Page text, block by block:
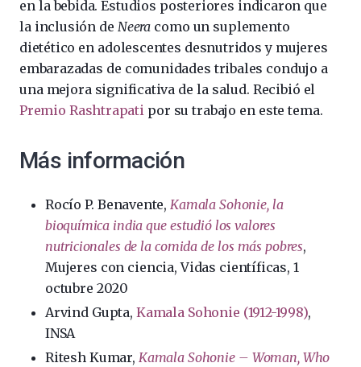
en la bebida. Estudios posteriores indicaron que
la inclusión deNeera como un suplemento
dietético en adolescentes desnutridos y mujeres
embarazadas de comunidades tribales condujo a
una mejora significativa de la salud. Recibió el
Premio Rashtrapatipor su trabajo en este tema.
Más información
Rocío P. Benavente,Kamala Sohonie, la
bioquímica india que estudió los valores
nutricionales de la comida de los más pobres,
Mujeres con ciencia, Vidas científicas, 1
octubre 2020
Arvind Gupta,Kamala Sohonie (1912-1998),
INSA
Ritesh Kumar, Kamala Sohonie – Woman, Who